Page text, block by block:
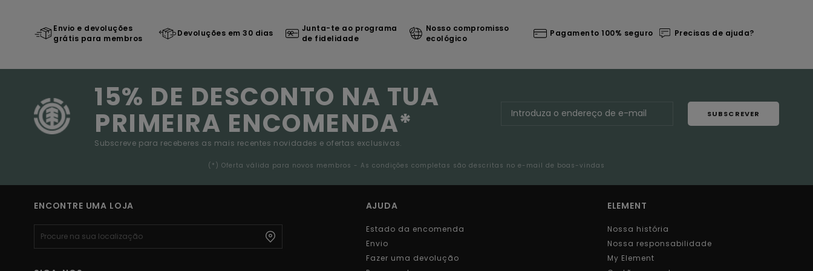
Envio e devoluções
grátis para membros
Devoluções em 30 dias
Junta-te ao programa
de fidelidade
Nosso compromisso
ecológico
Pagamento 100% seguro Precisas de ajuda?
15% DE DESCONTO NA TUA
PRIMEIRA ENCOMENDA*
Subscreve para receberes as mais recentes novidades e ofertas exclusivas.
SUBSCREVER
(*) Oferta válida para novos membros - As condições completas são descritas no e-mail de boas-vindas
ENCONTRE UMA LOJA AJUDA
Estado da encomenda
Envio
Fazer uma devolução
ELEMENT
Nossa história
Nossa responsabilidade
My Element